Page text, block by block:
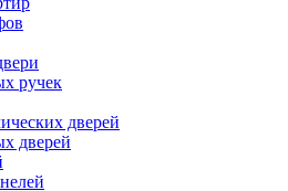
ручек
дверей
дверей